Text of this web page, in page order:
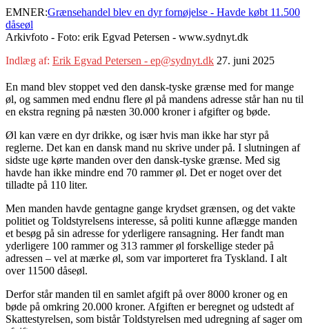
EMNER:Grænsehandel blev en dyr fornøjelse - Havde købt 11.500
dåseøl
Arkivfoto - Foto: erik Egvad Petersen - www.sydnyt.dk
Indlæg af: Erik Egvad Petersen - ep@sydnyt.dk 27. juni 2025
En mand blev stoppet ved den dansk-tyske grænse med for mange
øl, og sammen med endnu flere øl på mandens adresse står han nu til
en ekstra regning på næsten 30.000 kroner i afgifter og bøde.
Øl kan være en dyr drikke, og især hvis man ikke har styr på
reglerne. Det kan en dansk mand nu skrive under på. I slutningen af
sidste uge kørte manden over den dansk-tyske grænse. Med sig
havde han ikke mindre end 70 rammer øl. Det er noget over det
tilladte på 110 liter.
Men manden havde gentagne gange krydset grænsen, og det vakte
politiet og Toldstyrelsens interesse, så politi kunne aflægge manden
et besøg på sin adresse for yderligere ransagning. Her fandt man
yderligere 100 rammer og 313 rammer øl forskellige steder på
adressen – vel at mærke øl, som var importeret fra Tyskland. I alt
over 11500 dåseøl.
Derfor står manden til en samlet afgift på over 8000 kroner og en
bøde på omkring 20.000 kroner. Afgiften er beregnet og udstedt af
Skattestyrelsen, som bistår Toldstyrelsen med udregning af sager om